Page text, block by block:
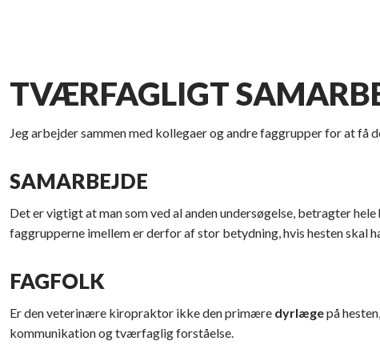
TVÆRFAGLIGT
Jeg arbejder sammen med kollegaer og andre faggrupper for at få
SAMARBEJDE
Det er vigtigt at man som ved al anden undersøgelse, betragter
faggrupperne imellem er derfor af stor betydning, hvis hesten skal
FAGFOLK
Er den veterinære kiropraktor ikke den primære dyrlægepå
kommunikation og tværfaglig forståelse.